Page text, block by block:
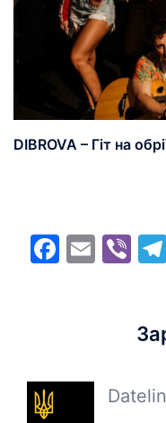
DIBROVA – Гіт на
Email